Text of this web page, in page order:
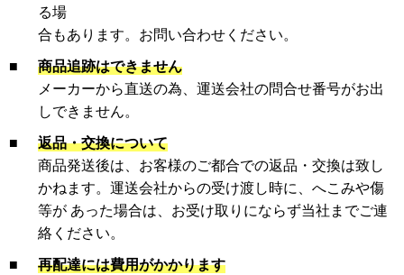
る場
合もあります。お問い合わせください。
■
商品追跡はできません
メーカーから直送の為、運送会社の問合せ番号がお出
しできません。
■
返品・交換について
商品発送後は、お客様のご都合での返品・交換は致し
かねます。運送会社からの受け渡し時に、へこみや傷
等が あった場合は、お受け取りにならず当社までご連
絡ください。
■
再配達には費用がかかります